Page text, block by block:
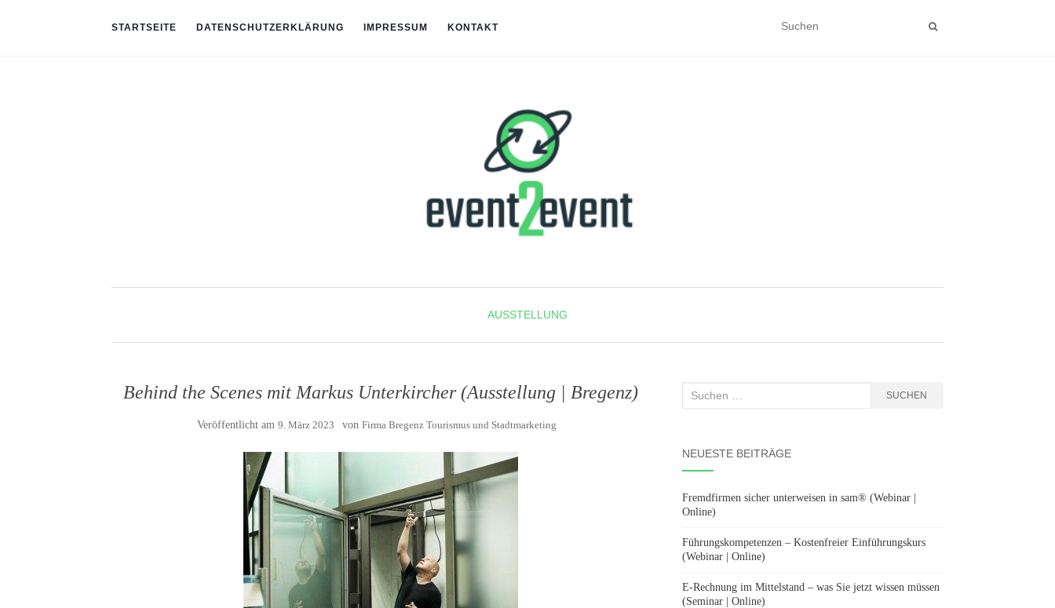
STARTSEITE DATENSCHUTZERKLÄRUNG IMPRESSUM KONTAKT
AUSSTELLUNG
Behind the Scenes mit Markus Unterkircher (Ausstellung | Bregenz)
Veröffentlicht am9. März 2023 vonFirma Bregenz Tourismus und Stadtmarketing
Suchen
SUCHEN
NEUESTE BEITRÄGE
Fremdfirmen sicher unterweisen in sam® (Webinar |
Online)
Führungskompetenzen – Kostenfreier Einführungskurs
(Webinar | Online)
E-Rechnung im Mittelstand – was Sie jetzt wissen müssen
(Seminar | Online)